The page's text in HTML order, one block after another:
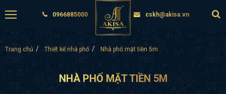
0966885000 cskh@akisa.vn
Trang chủ Thiết kế nhà phố Nhà phố mặt tiền 5m
NHÀ PHỐ MẶT TIỀN 5M